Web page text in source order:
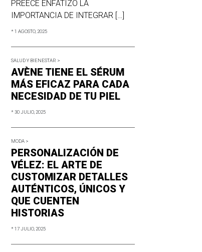
PREECE ENFATIZÓ LA
IMPORTANCIA DE INTEGRAR […]
* 1 AGOSTO, 2025
SALUD Y BIENESTAR >
AVÈNE TIENE EL SÉRUM
MÁS EFICAZ PARA CADA
NECESIDAD DE TU PIEL
* 30 JULIO, 2025
MODA >
PERSONALIZACIÓN DE
VÉLEZ: EL ARTE DE
CUSTOMIZAR DETALLES
AUTÉNTICOS, ÚNICOS Y
QUE CUENTEN
HISTORIAS
* 17 JULIO, 2025